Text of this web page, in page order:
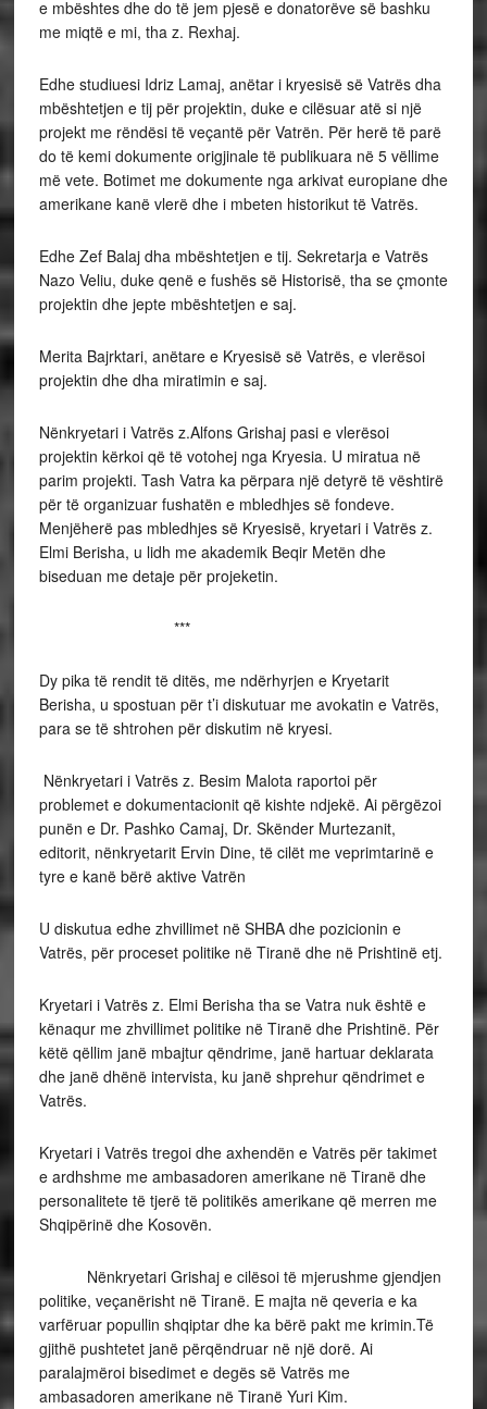
e mbështes dhe do të jem pjesë e donatorëve së bashku
me miqtë e mi, tha z. Rexhaj.
Edhe studiuesi Idriz Lamaj, anëtar i kryesisë së Vatrës dha
mbështetjen e tij për projektin, duke e cilësuar atë si një
projekt me rëndësi të veçantë për Vatrën. Për herë të parë
do të kemi dokumente origjinale të publikuara në 5 vëllime
më vete. Botimet me dokumente nga arkivat europiane dhe
amerikane kanë vlerë dhe i mbeten historikut të Vatrës.
Edhe Zef Balaj dha mbështetjen e tij. Sekretarja e Vatrës
Nazo Veliu, duke qenë e fushës së Historisë, tha se çmonte
projektin dhe jepte mbështetjen e saj.
Merita Bajrktari, anëtare e Kryesisë së Vatrës, e vlerësoi
projektin dhe dha miratimin e saj.
Nënkryetari i Vatrës z.Alfons Grishaj pasi e vlerësoi
projektin kërkoi që të votohej nga Kryesia. U miratua në
parim projekti. Tash Vatra ka përpara një detyrë të vështirë
për të organizuar fushatën e mbledhjes së fondeve.
Menjëherë pas mbledhjes së Kryesisë, kryetari i Vatrës z.
Elmi Berisha, u lidh me akademik Beqir Metën dhe
biseduan me detaje për projeketin.
***
Dy pika të rendit të ditës, me ndërhyrjen e Kryetarit
Berisha, u spostuan për t’i diskutuar me avokatin e Vatrës,
para se të shtrohen për diskutim në kryesi.
Nënkryetari i Vatrës z. Besim Malota raportoi për
problemet e dokumentacionit që kishte ndjekë. Ai përgëzoi
punën e Dr. Pashko Camaj, Dr. Skënder Murtezanit,
editorit, nënkryetarit Ervin Dine, të cilët me veprimtarinë e
tyre e kanë bërë aktive Vatrën
U diskutua edhe zhvillimet në SHBA dhe pozicionin e
Vatrës, për proceset politike në Tiranë dhe në Prishtinë etj.
Kryetari i Vatrës z. Elmi Berisha tha se Vatra nuk është e
kënaqur me zhvillimet politike në Tiranë dhe Prishtinë. Për
këtë qëllim janë mbajtur qëndrime, janë hartuar deklarata
dhe janë dhënë intervista, ku janë shprehur qëndrimet e
Vatrës.
Kryetari i Vatrës tregoi dhe axhendën e Vatrës për takimet
e ardhshme me ambasadoren amerikane në Tiranë dhe
personalitete të tjerë të politikës amerikane që merren me
Shqipërinë dhe Kosovën.
Nënkryetari Grishaj e cilësoi të mjerushme gjendjen
politike, veçanërisht në Tiranë. E majta në qeveria e ka
varfëruar popullin shqiptar dhe ka bërë pakt me krimin.Të
gjithë pushtetet janë përqëndruar në një dorë. Ai
paralajmëroi bisedimet e degës së Vatrës me
ambasadoren amerikane në Tiranë Yuri Kim.